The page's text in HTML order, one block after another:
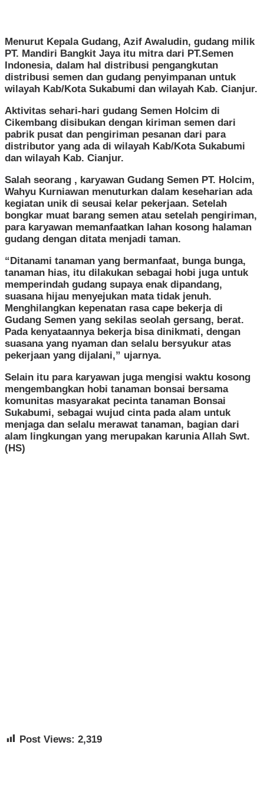
Menurut Kepala Gudang, Azif Awaludin, gudang milik
PT. Mandiri Bangkit Jaya itu mitra dari PT.Semen
Indonesia, dalam hal distribusi pengangkutan
distribusi semen dan gudang penyimpanan untuk
wilayah Kab/Kota Sukabumi dan wilayah Kab. Cianjur.
Aktivitas sehari-hari gudang Semen Holcim di
Cikembang disibukan dengan kiriman semen dari
pabrik pusat dan pengiriman pesanan dari para
distributor yang ada di wilayah Kab/Kota Sukabumi
dan wilayah Kab. Cianjur.
Salah seorang , karyawan Gudang Semen PT. Holcim,
Wahyu Kurniawan menuturkan dalam keseharian ada
kegiatan unik di seusai kelar pekerjaan. Setelah
bongkar muat barang semen atau setelah pengiriman,
para karyawan memanfaatkan lahan kosong halaman
gudang dengan ditata menjadi taman.
“Ditanami tanaman yang bermanfaat, bunga bunga,
tanaman hias, itu dilakukan sebagai hobi juga untuk
memperindah gudang supaya enak dipandang,
suasana hijau menyejukan mata tidak jenuh.
Menghilangkan kepenatan rasa cape bekerja di
Gudang Semen yang sekilas seolah gersang, berat.
Pada kenyataannya bekerja bisa dinikmati, dengan
suasana yang nyaman dan selalu bersyukur atas
pekerjaan yang dijalani,” ujarnya.
Selain itu para karyawan juga mengisi waktu kosong
mengembangkan hobi tanaman bonsai bersama
komunitas masyarakat pecinta tanaman Bonsai
Sukabumi, sebagai wujud cinta pada alam untuk
menjaga dan selalu merawat tanaman, bagian dari
alam lingkungan yang merupakan karunia Allah Swt.
(HS)
Post Views: 2,319